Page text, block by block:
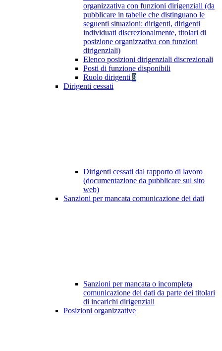
organizzativa con funzioni dirigenziali (da
pubblicare in tabelle che distinguano le
seguenti situazioni: dirigenti, dirigenti
individuati discrezionalmente, titolari di
posizione organizzativa con funzioni
dirigenziali)
Elenco posizioni dirigenziali discrezionali
Posti di funzione disponibili
Ruolo dirigenti 8
Dirigenti cessati
Dirigenti cessati dal rapporto di lavoro
(documentazione da pubblicare sul sito
web)
Sanzioni per mancata comunicazione dei dati
Sanzioni per mancata o incompleta
comunicazione dei dati da parte dei titolari
di incarichi dirigenziali
Posizioni organizzative